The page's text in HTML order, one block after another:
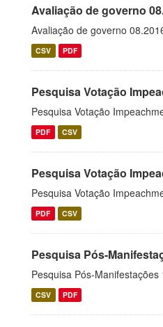
Avaliação de governo
Avaliação de governo
CSV PDF
Pesquisa Votação
Pesquisa Votação
PDF CSV
Pesquisa Votação
Pesquisa Votação
PDF CSV
Pesquisa Pós-
Pesquisa Pós-Manifestações
CSV PDF